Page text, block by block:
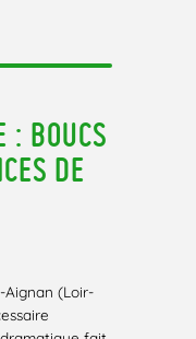
: BOUCS
DE
Aignan (Loir-